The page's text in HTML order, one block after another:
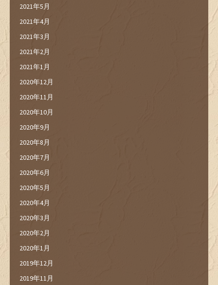
2021年5月
2021年4月
2021年3月
2021年2月
2021年1月
2020年12月
2020年11月
2020年10月
2020年9月
2020年8月
2020年7月
2020年6月
2020年5月
2020年4月
2020年3月
2020年2月
2020年1月
2019年12月
2019年11月